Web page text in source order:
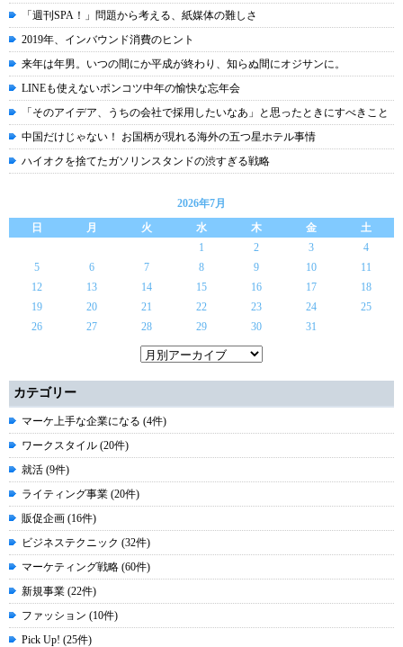
「週刊SPA！」問題から考える、紙媒体の難しさ
2019年、インバウンド消費のヒント
来年は年男。いつの間にか平成が終わり、知らぬ間にオジサンに。
LINEも使えないポンコツ中年の愉快な忘年会
「そのアイデア、うちの会社で採用したいなあ」と思ったときにすべきこと
中国だけじゃない！ お国柄が現れる海外の五つ星ホテル事情
ハイオクを捨てたガソリンスタンドの渋すぎる戦略
2026年7月
日
月 火 水 木 金
土
1
2 3
4
5
6 7 8 9 10
11
12
13 14 15 16 17
18
19
20 21 22 23 24
25
26
27 28 29 30 31
カテゴリー
マーケ上手な企業になる (4件)
ワークスタイル (20件)
就活 (9件)
ライティング事業 (20件)
販促企画 (16件)
ビジネステクニック (32件)
マーケティング戦略 (60件)
新規事業 (22件)
ファッション (10件)
Pick Up! (25件)